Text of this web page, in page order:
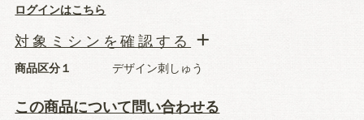
ログインはこちら
商品区分１ デザイン刺しゅう
この商品について問い合わせる
対象ミシンを確認する